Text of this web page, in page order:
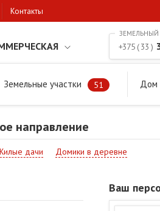
Контакты
Земельные участки 51 Дом
+375 ( 33 )
направление
направление
дачи Домики в деревне
Ваш